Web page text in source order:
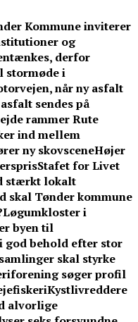
Kommune inviterer
og
derfor
stormøde i
når ny asfalt
sendes på
rammer Rute
ind mellem
ny skovsceneHøjer
Stafet for Livet
stærkt lokalt
skal Tønder kommune
Løgumkloster i
byen til
god behold efter stor
skal styrke
søger profil
Kystlivreddere
alvorlige